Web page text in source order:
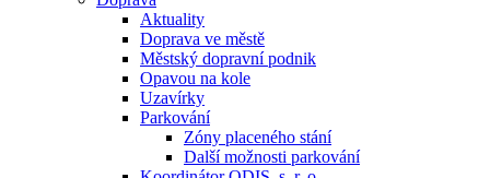
Aktuality
Doprava ve městě
Městský dopravní podnik
Opavou na kole
Uzavírky
Parkování
Zóny placeného stání
Další možnosti parkování